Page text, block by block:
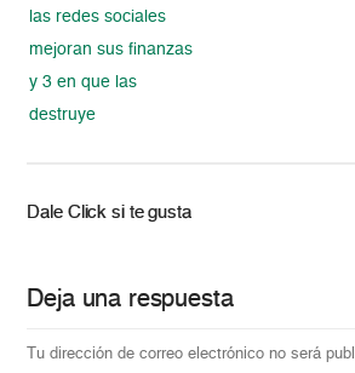
las redes sociales
mejoran sus finanzas
y 3 en que las
destruye
Dale Click si te gusta
Deja una respuesta
Tu dirección de correo electrónico no será